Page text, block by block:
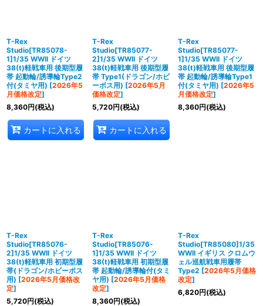
T-Rex
Studio[TR85078-
1]1/35 WWII ドイツ
38(t)軽戦車用 後期型履
帯 起動輪/誘導輪Type2
付(タミヤ用) [2026年5
月価格改定]
8,360円(税込)
カートに入れる
T-Rex
Studio[TR85077-
2]1/35 WWII ドイツ
38(t)軽戦車用 後期型履
帯 Type1(ドラゴン/ホビ
ーボス用) [2026年5月
価格改定]
5,720円(税込)
カートに入れる
T-Rex
Studio[TR85077-
1]1/35 WWII ドイツ
38(t)軽戦車用 後期型履
帯 起動輪/誘導輪Type1
付(タミヤ用) [2026年5
月価格改定]
8,360円(税込)
T-Rex
Studio[TR85076-
2]1/35 WWII ドイツ
38(t)軽戦車用 初期型履
帯(ドラゴン/ホビーボス
用) [2026年5月価格改
定]
5,720円(税込)
T-Rex
Studio[TR85076-
1]1/35 WWII ドイツ
38(t)軽戦車用 初期型履
帯 起動輪/誘導輪付(タミ
ヤ用) [2026年5月価格
改定]
8,360円(税込)
T-Rex
Studio[TR85080]1/35
WWII イギリス クロムウ
ェル巡航戦車用履帯
Type2 [2026年5月価格
改定]
6,820円(税込)